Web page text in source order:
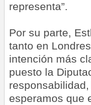
representa”.
Por su parte,
tanto en
intención más
puesto la
esperamos que